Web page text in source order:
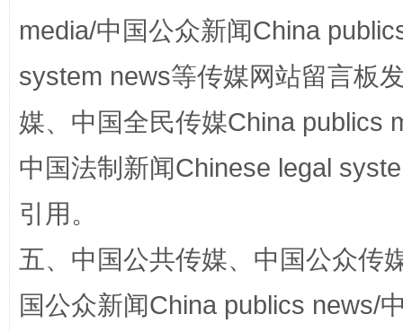
漫山遍野的桃花与雪山、麦地、白藏房 除
招工难、用工荒背后
media/中国公众新闻China
system news等传媒网站留言板
媒、中国全民传媒China publics
中国法制新闻Chinese legal
引用。
五、中国公共传媒、中国公众传
国公众新闻China publics news/